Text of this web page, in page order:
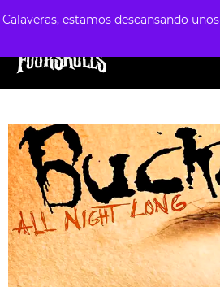
Calaveras, estamos descansando